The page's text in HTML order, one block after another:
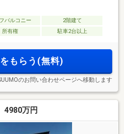
バルコニー
2階建て
所有権 駐車2台以上
もらう(無料)
のお問い合わせページへ移動します
4980万円